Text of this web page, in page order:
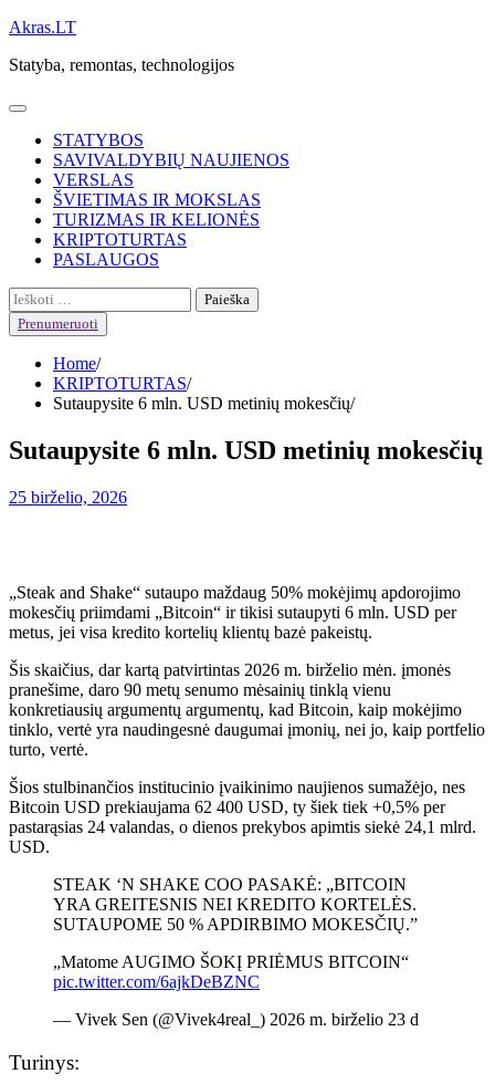
Skip
content
Akras.LT
Statyba, remontas, technologijos
STATYBOS
SAVIVALDYBIŲ NAUJIENOS
VERSLAS
ŠVIETIMAS IR MOKSLAS
TURIZMAS IR KELIONĖS
KRIPTOTURTAS
PASLAUGOS
Ieškoti:
Prenumeruoti
Home
KRIPTOTURTAS
Sutaupysite 6 mln. USD metinių mokesčių
Sutaupysite 6 mln. USD metinių mokesčių
25 birželio, 2026
„Steak and Shake“ sutaupo maždaug 50% mokėjimų apdorojimo
mokesčių priimdami „Bitcoin“ ir tikisi sutaupyti 6 mln. USD per
metus, jei visa kredito kortelių klientų bazė pakeistų.
Šis skaičius, dar kartą patvirtintas 2026 m. birželio mėn. įmonės
pranešime, daro 90 metų senumo mėsainių tinklą vienu
konkretiausių argumentų argumentų, kad Bitcoin, kaip mokėjimo
tinklo, vertė yra naudingesnė daugumai įmonių, nei jo, kaip portfelio
turto, vertė.
Šios stulbinančios institucinio įvaikinimo naujienos sumažėjo, nes
Bitcoin USD prekiaujama 62 400 USD, ty šiek tiek +0,5% per
pastarąsias 24 valandas, o dienos prekybos apimtis siekė 24,1 mlrd.
USD.
STEAK ‘N SHAKE COO PASAKĖ: „BITCOIN
YRA GREITESNIS NEI KREDITO KORTELĖS.
SUTAUPOME 50 % APDIRBIMO MOKESČIŲ.”
„Matome AUGIMO ŠOKĮ PRIĖMUS BITCOIN“
pic.twitter.com/6ajkDeBZNC
— Vivek Sen (@Vivek4real_) 2026 m. birželio 23 d
Turinys: